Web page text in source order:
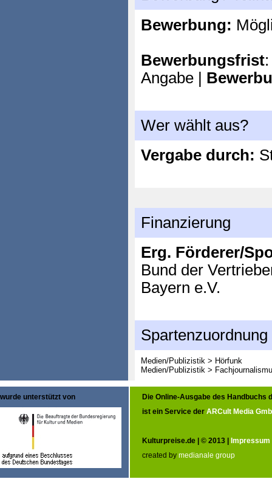
Bewerbung:
Bewerbungsfrist
Angabe |
Wer wählt aus?
Vergabe durch:
Finanzierung
Erg. Förderer/
Bund der
Bayern e.V.
Spartenzuordnung
Medien/Publizistik > Hörfunk
Medien/Publizistik >
wurde unterstützt von
Die Online-Ausgabe des Handbuchs
ist ein Service der ARCult Media
Kulturpreise.de | © 2013 | Impressum
created by medianale group